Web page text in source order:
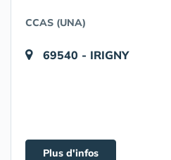
CCAS (UNA)
69540 - IRIGNY
Plus d'infos